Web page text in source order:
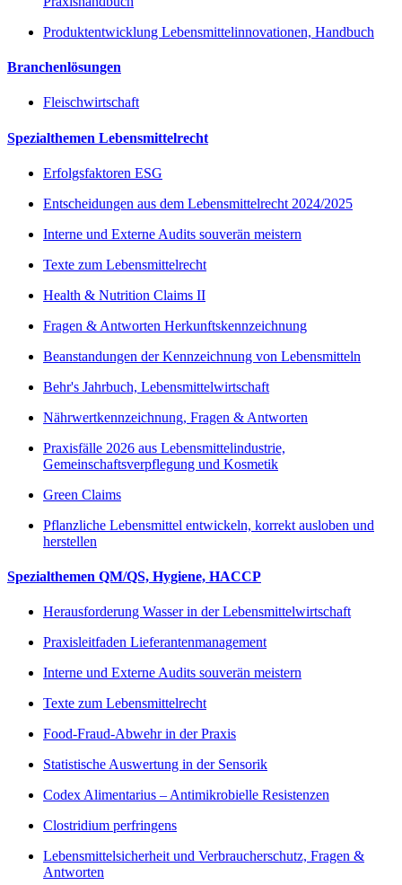
Produktentwicklung Lebensmittelinnovationen, Handbuch
Branchenlösungen
Fleischwirtschaft
Spezialthemen Lebensmittelrecht
Erfolgsfaktoren ESG
Entscheidungen aus dem Lebensmittelrecht 2024/2025
Interne und Externe Audits souverän meistern
Texte zum Lebensmittelrecht
Health & Nutrition Claims II
Fragen & Antworten Herkunftskennzeichnung
Beanstandungen der Kennzeichnung von Lebensmitteln
Behr's Jahrbuch, Lebensmittelwirtschaft
Nährwertkennzeichnung, Fragen & Antworten
Praxisfälle 2026 aus Lebensmittelindustrie,
Gemeinschaftsverpflegung und Kosmetik
Green Claims
Pflanzliche Lebensmittel entwickeln, korrekt ausloben und
herstellen
Spezialthemen QM/QS, Hygiene, HACCP
Herausforderung Wasser in der Lebensmittelwirtschaft
Praxisleitfaden Lieferantenmanagement
Interne und Externe Audits souverän meistern
Texte zum Lebensmittelrecht
Food-Fraud-Abwehr in der Praxis
Statistische Auswertung in der Sensorik
Codex Alimentarius – Antimikrobielle Resistenzen
Clostridium perfringens
Lebensmittelsicherheit und Verbraucherschutz, Fragen &
Antworten